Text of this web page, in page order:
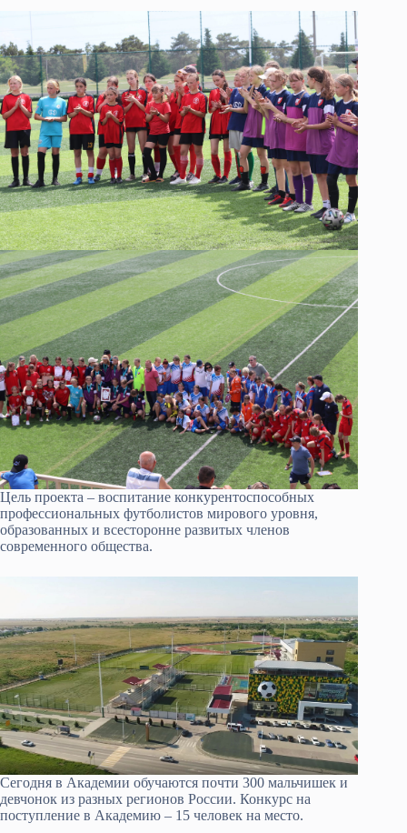
Цель проекта – воспитание конкурентоспособных
профессиональных футболистов мирового уровня,
образованных и всесторонне развитых членов
современного общества.
Сегодня в Академии обучаются почти 300 мальчишек и
девчонок из разных регионов России. Конкурс на
поступление в Академию – 15 человек на место.